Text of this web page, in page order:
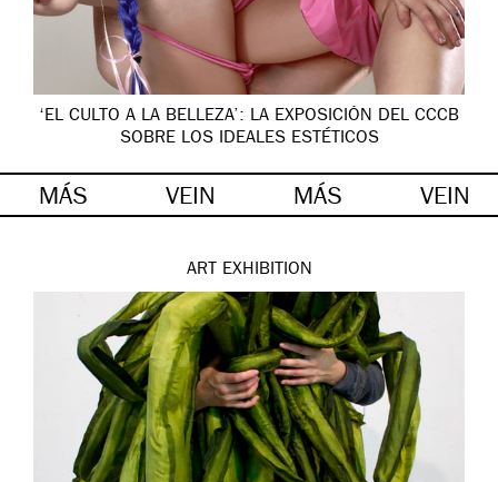
‘EL CULTO A LA BELLEZA’: LA EXPOSICIÓN DEL CCCB
SOBRE LOS IDEALES ESTÉTICOS
MÁS VEIN MÁS VEIN
ART EXHIBITION